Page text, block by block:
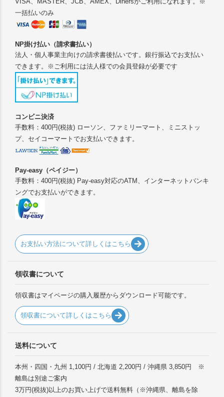
一括払いのみ
NP掛け払い（請求書払い）
法人・個人事業主向けの請求書後払いです。銀行振込でお支払い
できます。※ご利用には法人様での会員登録が必要です
コンビニ決済
手数料：400円(税抜) ローソン、ファミリーマート、ミニストッ
プ、セイコーマートでお支払いできます。
Pay-easy（ペイジー）
手数料：400円(税抜) Pay-easy対応のATM、インターネットバンキ
ングでお支払いができます。
お支払い方法について詳しくはこちら
領収書について
領収書はマイページの購入履歴からダウンロード可能です。
領収書について詳しくはこちら
送料について
本州・四国・九州 1,100円 / 北海道 2,200円 / 沖縄県 3,850円 ※
離島は別途ご案内
3万円(税抜)以上のお買い上げで送料無料（※沖縄県、離島を除